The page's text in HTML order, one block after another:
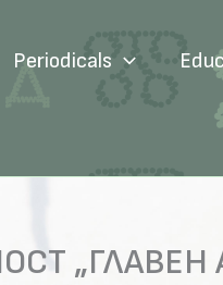
Periodicals
„ГЛАВЕН